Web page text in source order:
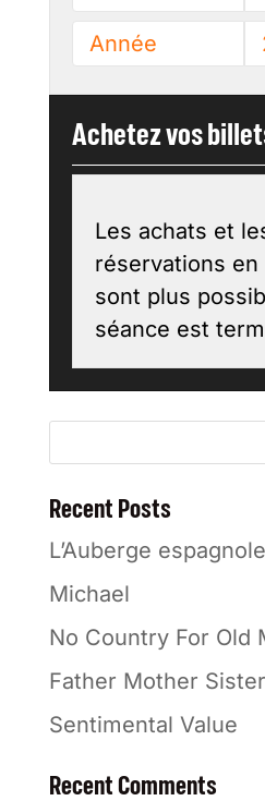
Année
Achetez vos
Les achats et
réservations en
sont plus
séance est
Recent Posts
L’Auberge espagnole
Michael
No Country For Old
Father Mother
Sentimental Value
Recent Comments